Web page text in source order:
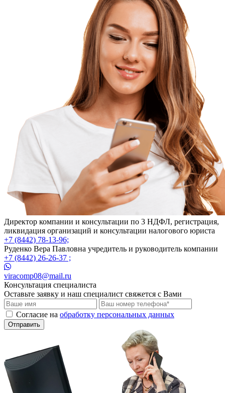
Директор компании и консультации по 3 НДФЛ, регистрация,
ликвидация организаций и консультации налогового юриста
+7 (8442) 78-13-96;
Руденко Вера Павловна учредитель и руководитель компании
+7 (8442) 26-26-37 ;
viracomp08@mail.ru
Консультация специалиста
Оставьте заявку и наш специалист свяжется с Вами
Cогласие на обработку персональных данных
Отправить